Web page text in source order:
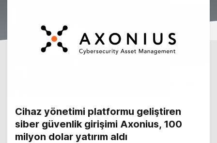
Cihaz yönetimi platformu geliştiren
siber güvenlik girişimi Axonius, 100
milyon dolar yatırım aldı